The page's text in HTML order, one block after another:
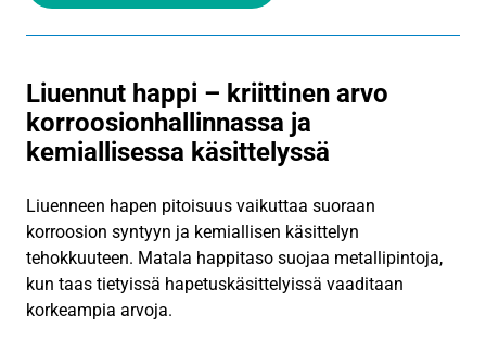
Liuennut happi – kriittinen arvo
korroosionhallinnassa ja
kemiallisessa käsittelyssä
Liuenneen hapen pitoisuus vaikuttaa suoraan
korroosion syntyyn ja kemiallisen käsittelyn
tehokkuuteen. Matala happitaso suojaa metallipintoja,
kun taas tietyissä hapetuskäsittelyissä vaaditaan
korkeampia arvoja.